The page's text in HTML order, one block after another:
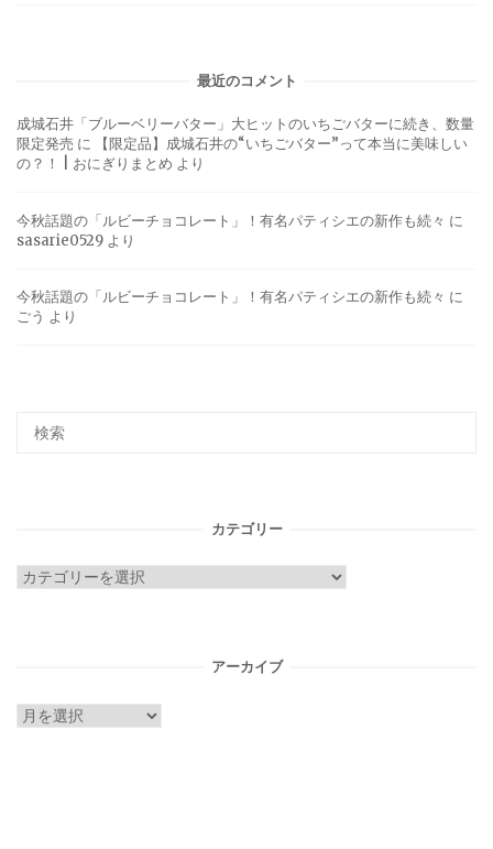
最近のコメント
成城石井「ブルーベリーバター」大ヒットのいちごバターに続き、数量
限定発売 に
【限定品】成城石井の“いちごバター”って本当に美味しい
の？！ | おにぎりまとめ より
今秋話題の「ルビーチョコレート」！有名パティシエの新作も続々 に
sasarie0529 より
今秋話題の「ルビーチョコレート」！有名パティシエの新作も続々 に
ごう より
カテゴリー
カ
アーカイブ
ア